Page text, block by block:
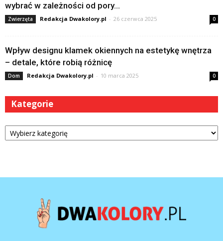
wybrać w zależności od pory...
Zwierzęta Redakcja Dwakolory.pl - 26 czerwca 2025 0
Wpływ designu klamek okiennych na estetykę wnętrza
– detale, które robią różnicę
Dom Redakcja Dwakolory.pl - 10 marca 2025 0
Kategorie
Kategorie